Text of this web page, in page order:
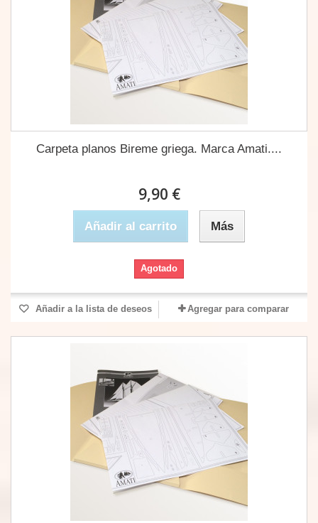
Carpeta planos Bireme griega. Marca Amati....
9,90 €
Añadir al carrito Más
Agotado
Añadir a la lista de deseos Agregar para comparar